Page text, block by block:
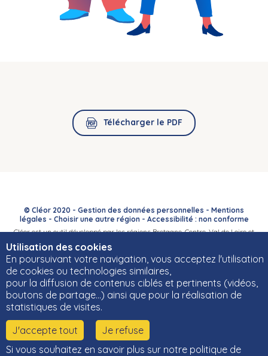
Utilisation des cookies
En poursuivant votre navigation, vous acceptez l'utilisation
de cookies ou technologies similaires,
pour la diffusion de contenus ciblés et pertinents (vidéos,
boutons de partage…) ainsi que pour la réalisation de
statistiques de visites.
J'accepte tout
Je refuse
Si vous souhaitez en savoir plus sur notre politique de
Télécharger le PDF
© Cléor 2020 - Gestion des données personnelles - Mentions
légales - Choisir une autre région- Accessibilité : non conforme
Cléor est un outil développé par les régions Bretagne, Centre-Val de Loire et